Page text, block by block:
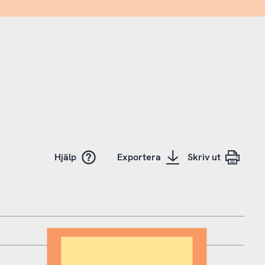
Hjälp Exportera Skriv ut